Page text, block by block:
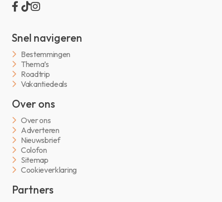
Snel navigeren
Bestemmingen
Thema’s
Roadtrip
Vakantiedeals
Over ons
Over ons
Adverteren
Nieuwsbrief
Colofon
Sitemap
Cookieverklaring
Partners